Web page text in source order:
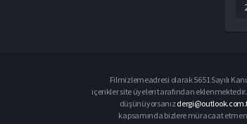
Filmizlemeadresi olarak 5651 Sayılı
içerikler site üyeleri tarafından
düşünüyorsanız
kapsamında bizlere müracaat